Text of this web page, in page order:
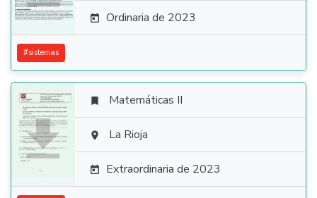
 Ordinaria de 2023
#sistemas

 Matemáticas II
 La Rioja
 Extraordinaria de 2023